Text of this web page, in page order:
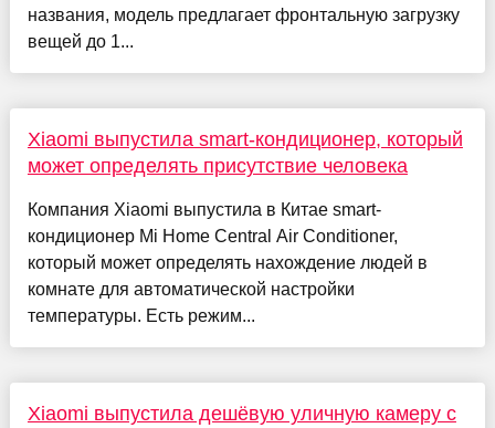
названия, модель предлагает фронтальную загрузку
вещей до 1...
Xiaomi выпустила smart-кондиционер, который
может определять присутствие человека
Компания Xiaomi выпустила в Китае smart-
кондиционер Mi Home Central Air Conditioner,
который может определять нахождение людей в
комнате для автоматической настройки
температуры. Есть режим...
Xiaomi выпустила дешёвую уличную камеру с